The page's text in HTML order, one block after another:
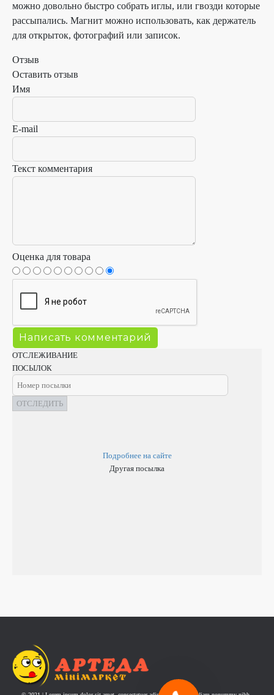
ОТСЛЕЖИВАНИЕ
ПОСЫЛОК
ОТСЛЕДИТЬ
Подробнее на сайте
Другая посылка
можно довольно быстро собрать иглы, или гвозди которые
рассыпались. Магнит можно использовать, как держатель
для открыток, фотографий или записок.
Отзыв
Оставить отзыв
Имя
E-mail
Текст комментария
Оценка для товара